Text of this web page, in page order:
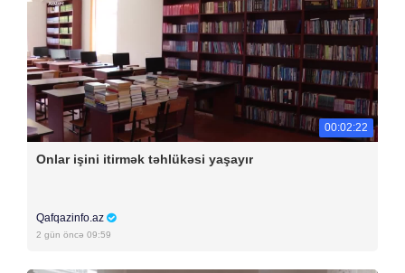
00:02:22
Onlar işini itirmək təhlükəsi yaşayır
Qafqazinfo.az
2 gün öncə 09:59